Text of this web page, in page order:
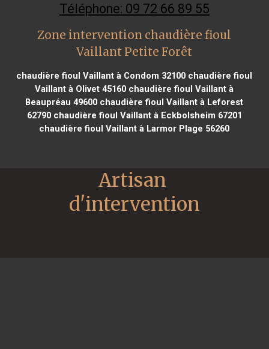
Téléphone: 09 72 66 89 55
Zone intervention chaudière fioul
Vaillant Petite Forêt
chaudière fioul Vaillant à Condom 32100 chaudière fioul
Vaillant à Olivet 45160 chaudière fioul Vaillant à
Beaupréau 49600 chaudière fioul Vaillant à Leforest
62790chaudière fioul Vaillant à Eckbolsheim 67201
chaudière fioul Vaillant à Larmor Plage 56260
Artisan
d'intervention